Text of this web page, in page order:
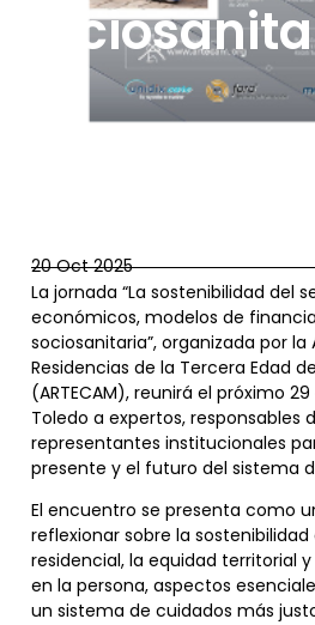
20 Oct 2025
La jornada “La sostenibilidad del
económicos, modelos de
sociosanitaria”, organizada por la
Residencias de la Tercera Edad
(ARTECAM), reunirá el próximo
Toledo a expertos, responsables
representantes institucionales
presente y el futuro del sistema
El encuentro se presenta como
reflexionar sobre la
residencial, la equidad territorial
en la persona, aspectos
un sistema de cuidados más